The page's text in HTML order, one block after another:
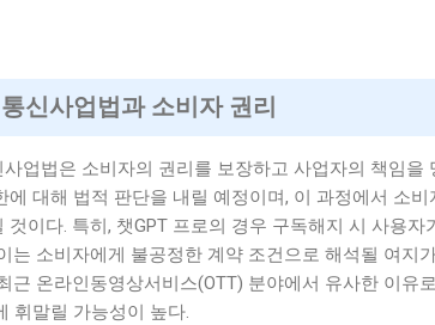
신사업법과 소비자 권리
사업법은 소비자의 권리를 보장하고 사업자의 책임
에 대해 법적 판단을 내릴 예정이며, 이 과정에서 소
것이다. 특히, 챗GPT 프로의 경우 구독해지 시 사용
는 소비자에게 불공정한 계약 조건으로 해석될 여지
근 온라인동영상서비스(OTT) 분야에서 유사한 이유
휘말릴 가능성이 높다.